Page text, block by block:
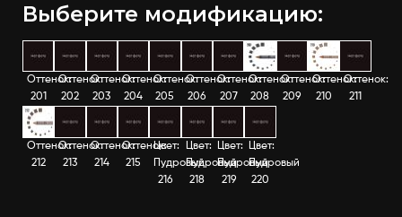
Выберите модификацию:
Оттенок:
201
Оттенок:
202
Оттенок:
203
Оттенок:
204
Оттенок:
205
Оттенок:
206
Оттенок:
207
Оттенок:
208
Оттенок:
209
Оттенок:
210
Оттенок:
211
Оттенок:
212
Оттенок:
213
Оттенок:
214
Оттенок:
215
Цвет:
Пудровый
216
Цвет:
Пудровый
218
Цвет:
Пудровый
219
Цвет:
Пудровый
220